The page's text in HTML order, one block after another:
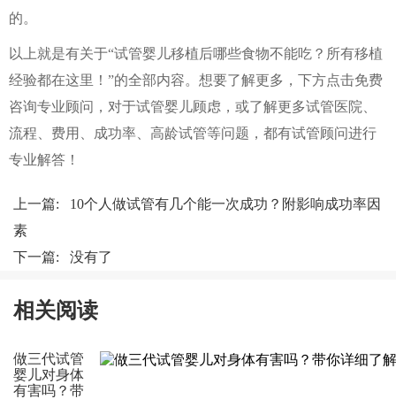
的。
以上就是有关于“试管婴儿移植后哪些食物不能吃？所有移植
经验都在这里！”的全部内容。想要了解更多，下方点击免费
咨询专业顾问，对于试管婴儿顾虑，或了解更多试管医院、
流程、费用、成功率、高龄试管等问题，都有试管顾问进行
专业解答！
上一篇: 10个人做试管有几个能一次成功？附影响成功率因
素
下一篇: 没有了
相关阅读
做三代试管
婴儿对身体
有害吗？带